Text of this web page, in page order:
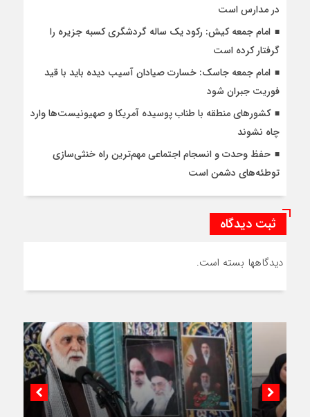
در مدارس است
امام جمعه کیش: رکود یک ساله گردشگری کسبه جزیره را
گرفتار کرده است
امام جمعه جاسک: خسارت صیادان آسیب دیده باید با قید
فوریت جبران شود
کشورهای منطقه با طناب پوسیده آمریکا و صهیونیست‌ها وارد
چاه نشوند
حفظ وحدت و انسجام اجتماعی مهم‌ترین راه خنثی‌سازی
توطئه‌های دشمن است
ثبت دیدگاه
دیدگاهها بسته است.